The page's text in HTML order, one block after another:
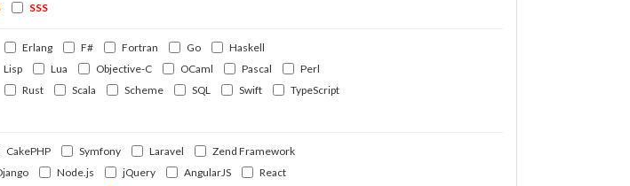
SSS
Erlang F# Fortran Go
Haskell
Lisp Lua Objective-C OCaml Pascal
Perl
Rust Scala Scheme SQL Swift
TypeScript
CakePHP Symfony Laravel
Zend Framework
Node.js jQuery AngularJS
React